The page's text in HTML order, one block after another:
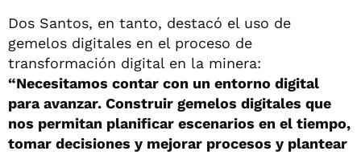
Dos Santos, en tanto, destacó el uso de
gemelos digitales en el proceso de
transformación digital en la minera:
“Necesitamos contar con un entorno digital
para avanzar. Construir gemelos digitales que
nos permitan planificar escenarios en el tiempo,
tomar decisiones y mejorar procesos y plantear